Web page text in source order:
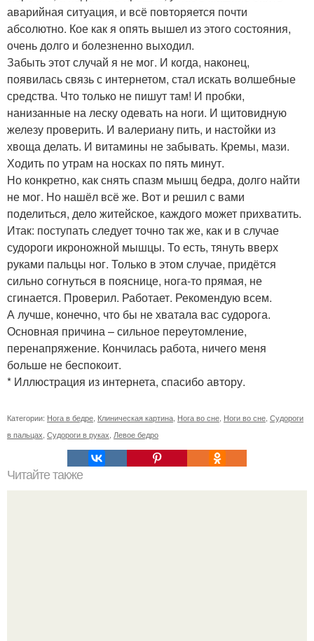
аварийная ситуация, и всё повторяется почти
абсолютно. Кое как я опять вышел из этого состояния,
очень долго и болезненно выходил.
Забыть этот случай я не мог. И когда, наконец,
появилась связь с интернетом, стал искать волшебные
средства. Что только не пишут там! И пробки,
нанизанные на леску одевать на ноги. И щитовидную
железу проверить. И валериану пить, и настойки из
хвоща делать. И витамины не забывать. Кремы, мази.
Ходить по утрам на носках по пять минут.
Но конкретно, как снять спазм мышц бедра, долго найти
не мог. Но нашёл всё же. Вот и решил с вами
поделиться, дело житейское, каждого может прихватить.
Итак: поступать следует точно так же, как и в случае
судороги икроножной мышцы. То есть, тянуть вверх
руками пальцы ног. Только в этом случае, придётся
сильно согнуться в пояснице, нога-то прямая, не
сгинается. Проверил. Работает. Рекомендую всем.
А лучше, конечно, что бы не хватала вас судорога.
Основная причина – сильное переутомление,
перенапряжение. Кончилась работа, ничего меня
больше не беспокоит.
* Иллюстрация из интернета, спасибо автору.
Категории: Нога в бедре, Клиническая картина, Нога во сне, Ноги во сне, Судороги
в пальцах, Судороги в руках, Левое бедро
Читайте также